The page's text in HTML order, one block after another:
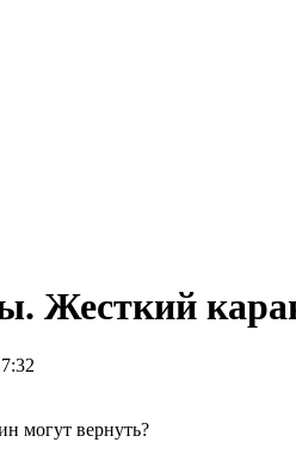
Жесткий